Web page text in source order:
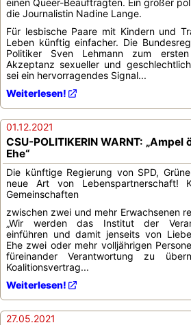
einen Queer-Beauftragten. Ein großer
die Journalistin Nadine Lange.
Für lesbische Paare mit Kindern und
Leben künftig einfacher. Die
Politiker Sven Lehmann zum
Akzeptanz sexueller und
sei ein hervorragendes Signal...
Weiterlesen!
01.12.2021
CSU-POLITIKERIN WARNT:
Ehe“
Die künftige Regierung von SPD,
neue Art von Lebenspartnerschaft!
Gemeinschaften
zwischen zwei und mehr Erwachsenen
„Wir werden das Institut der
einführen und damit jenseits von
Ehe zwei oder mehr volljährigen
füreinander Verantwortung zu
Koalitionsvertrag...
Weiterlesen!
27.05.2021